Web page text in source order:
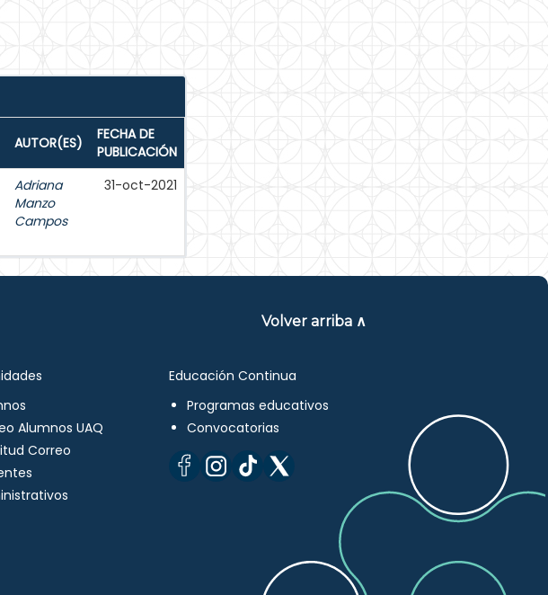
AUTOR(ES)
FECHA DE
PUBLICACIÓN
Adriana
Manzo
Campos
31-oct-2021
Volver arriba ∧
Alumnos UAQ
Correo
Educación Continua
Programas educativos
Convocatorias